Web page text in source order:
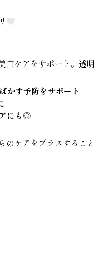
ケアをサポート。透
かす予防をサポート
にも◎
のケアをプラスするこ